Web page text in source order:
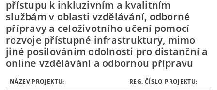
přístupu k inkluzivním a kvalitním
službám v oblasti vzdělávání, odborné
přípravy a celoživotního učení pomocí
rozvoje přístupné infrastruktury, mimo
jiné posilováním odolnosti pro distanční a
online vzdělávání a odbornou přípravu
NÁZEV PROJEKTU: REG. ČÍSLO PROJEKTU: